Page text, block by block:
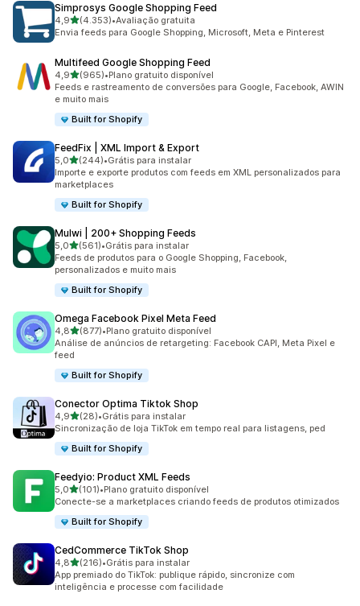
Simprosys Google Shopping Feed
4,9de 5 estrelas
(4.353)
4353 avaliações ao todo
•Avaliação gratuita
Envia feeds para Google Shopping, Microsoft, Meta e Pinterest
Multifeed Google Shopping Feed
4,9de 5 estrelas
(965)
965 avaliações ao todo
•Plano gratuito disponível
Feeds e rastreamento de conversões para Google, Facebook, AWIN
e muito mais
Built for Shopify
FeedFix | XML Import & Export
5,0de 5 estrelas
(244)
244 avaliações ao todo
•Grátis para instalar
Importe e exporte produtos com feeds em XML personalizados para
marketplaces
Built for Shopify
Mulwi | 200+ Shopping Feeds
5,0de 5 estrelas
(561)
561 avaliações ao todo
•Grátis para instalar
Feeds de produtos para o Google Shopping, Facebook,
personalizados e muito mais
Built for Shopify
Omega Facebook Pixel Meta Feed
4,8de 5 estrelas
(877)
877 avaliações ao todo
•Plano gratuito disponível
Análise de anúncios de retargeting: Facebook CAPI, Meta Pixel e
feed
Built for Shopify
Conector Optima Tiktok Shop
4,9de 5 estrelas
(28)
28 avaliações ao todo
•Grátis para instalar
Sincronização de loja TikTok em tempo real para listagens, ped
Built for Shopify
Feedyio: Product XML Feeds
5,0de 5 estrelas
(101)
101 avaliações ao todo
•Plano gratuito disponível
Conecte-se a marketplaces criando feeds de produtos otimizados
Built for Shopify
CedCommerce TikTok Shop
4,8de 5 estrelas
(216)
216 avaliações ao todo
•Grátis para instalar
App premiado do TikTok: publique rápido, sincronize com
inteligência e processe com facilidade